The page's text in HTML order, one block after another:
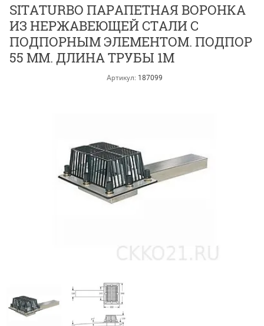
SITATURBO ПАРАПЕТНАЯ ВОРОНКА
ИЗ НЕРЖАВЕЮЩЕЙ СТАЛИ С
ПОДПОРНЫМ ЭЛЕМЕНТОМ. ПОДПОР
55 ММ. ДЛИНА ТРУБЫ 1М
Артикул: 187099